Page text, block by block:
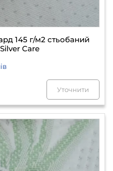
145 г/м2 стьобаний
Care
Уточнити